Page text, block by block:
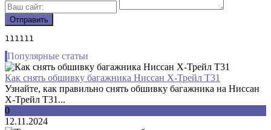
111111
Популярные статьи
Как снять обшивку багажника Ниссан Х-Трейл Т31
Узнайте, как правильно снять обшивку багажника на Ниссан
Х-Трейл Т31...
0
12.11.2024